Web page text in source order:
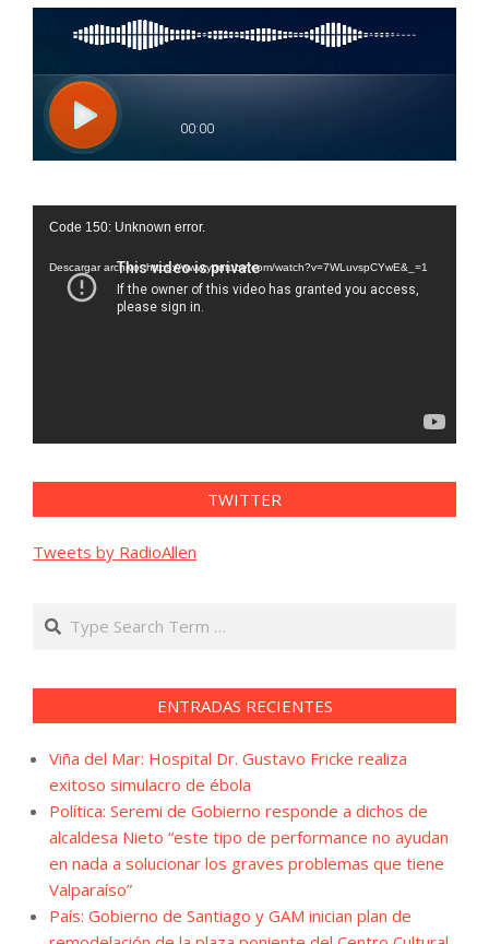
Reproductor
vídeo
Code 150: Unknown error.
Descargar archivo: https://www.youtube.com/watch?v=7WLuvspCYwE&_=1
TWITTER
Tweets by RadioAllen
Search
ENTRADAS RECIENTES
Viña del Mar: Hospital Dr. Gustavo Fricke realiza
exitoso simulacro de ébola
Política: Seremi de Gobierno responde a dichos de
alcaldesa Nieto “este tipo de performance no ayudan
en nada a solucionar los graves problemas que tiene
Valparaíso”
País: Gobierno de Santiago y GAM inician plan de